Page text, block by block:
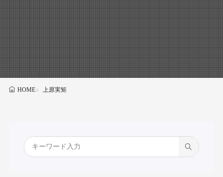
HOME 上原実矩